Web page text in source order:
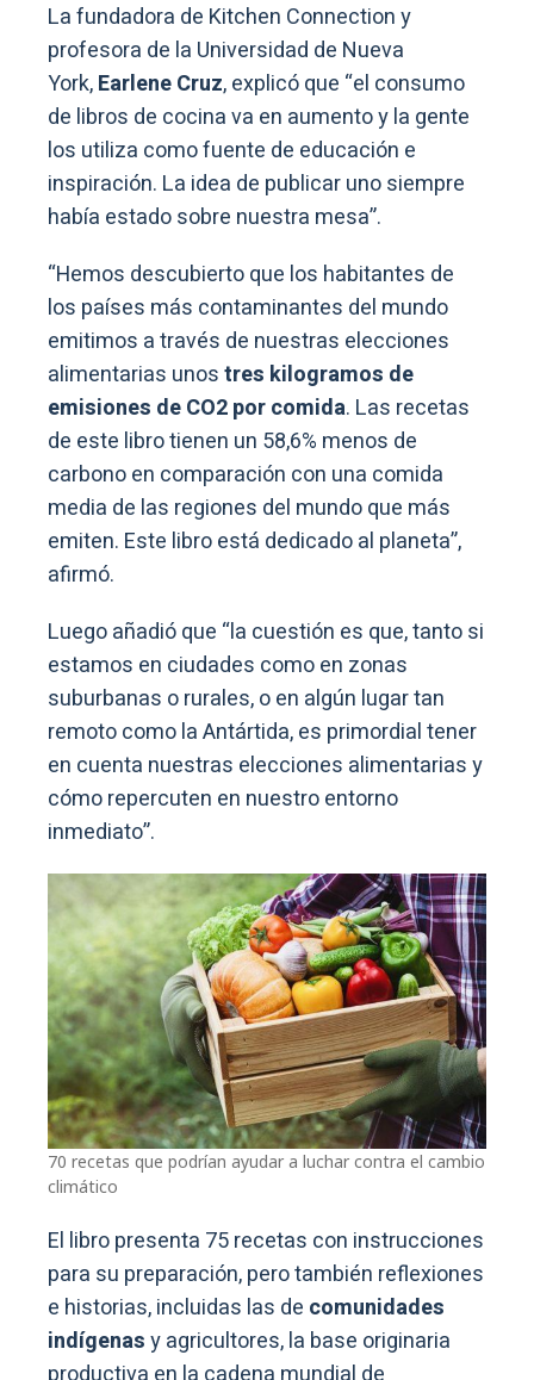
La fundadora de Kitchen Connection y
profesora de la Universidad de Nueva
York,Earlene Cruz, explicó que “el consumo
de libros de cocina va en aumento y la gente
los utiliza como fuente de educación e
inspiración. La idea de publicar uno siempre
había estado sobre nuestra mesa”.
“Hemos descubierto que los habitantes de
los países más contaminantes del mundo
emitimos a través de nuestras elecciones
alimentarias unostres kilogramos de
emisiones de CO2 por comida. Las recetas
de este libro tienen un 58,6% menos de
carbono en comparación con una comida
media de las regiones del mundo que más
emiten. Este libro está dedicado al planeta”,
afirmó.
Luego añadió que “la cuestión es que, tanto si
estamos en ciudades como en zonas
suburbanas o rurales, o en algún lugar tan
remoto como la Antártida, es primordial tener
en cuenta nuestras elecciones alimentarias y
cómo repercuten en nuestro entorno
inmediato”.
70 recetas que podrían ayudar a luchar contra el cambio
climático
El libro presenta 75 recetas con instrucciones
para su preparación, pero también reflexiones
e historias, incluidas las de comunidades
indígenasy agricultores, la base originaria